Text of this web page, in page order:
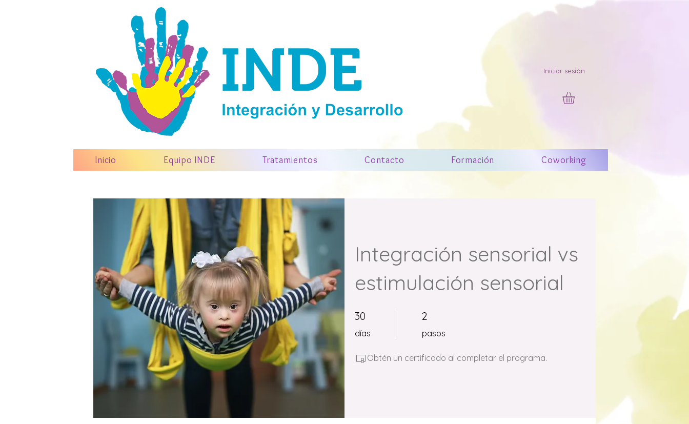
Iniciar sesión
Inicio Equipo INDE Tratamientos Contacto Formación Coworking
Integración sensorial vs
estimulación sensorial
30
días
30 días 2
pasos
2 pasos
Obtén un certificado al completar el programa.